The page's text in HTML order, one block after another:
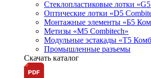
Стеклопластиковые лотки
Оптические лотки «D5
Монтажные элементы «Б5
Метизы «M5 Combitech»
Модульные эстакады «Т5
Промышленные разъемы
Скачать каталог